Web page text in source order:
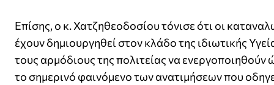
Επίσης, ο κ. Χατζηθεοδοσίου τόνισε ότι οι
έχουν δημιουργηθεί στον κλάδο της ιδιωτικής
τους αρμόδιους της πολιτείας να
το σημερινό φαινόμενο των ανατιμήσεων που